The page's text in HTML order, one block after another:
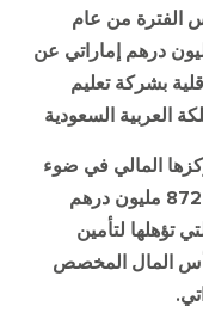
الفترة من عام
درهم إماراتي عن
بشركة تعليم
العربية السعودية
المالي في ضوء
872 مليون درهم
تؤهلها لتأمين
المال المخصص
.